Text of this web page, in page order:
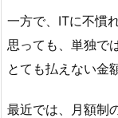
一方で、ITに不慣
思っても、単独で
とても払えない金
最近では、月額制